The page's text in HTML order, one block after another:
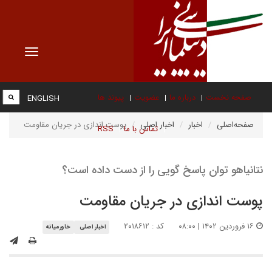
Toggle
صفحه نخست درباره ما عضویت پیوند ها
تماس با ما RSS
ENGLISH
صفحه‌اصلی اخبار اخبار اصلی پوست اندازی در جریان مقاومت
نتانیاهو توان پاسخ گویی را از دست داده است؟
پوست اندازی در جریان مقاومت
کد : ۲۰۱۸۶۱۲ اخبار اصلی خاورمیانه